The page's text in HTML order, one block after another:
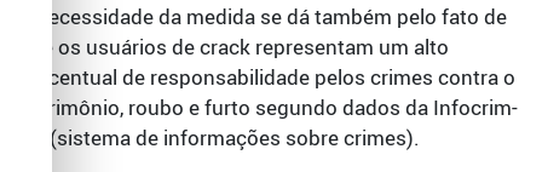
A necessidade da medida se dá também pelo fato de
que os usuários de crack representam um alto
percentual de responsabilidade pelos crimes contra o
patrimônio, roubo e furto segundo dados da Infocrim-
SP (sistema de informações sobre crimes).